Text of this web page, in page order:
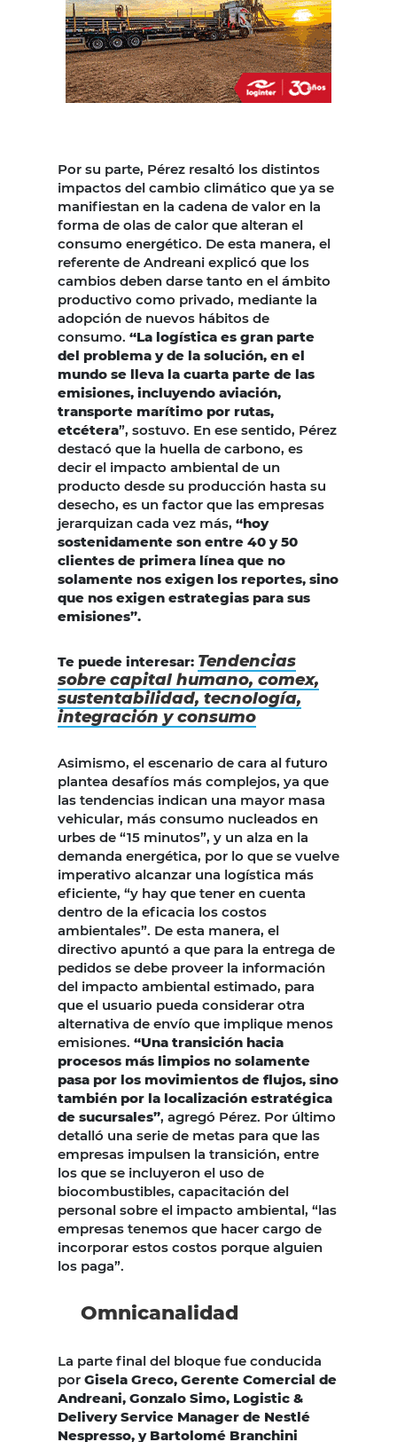
Por su parte, Pérez resaltó los distintos
impactos del cambio climático que ya se
manifiestan en la cadena de valor en la
forma de olas de calor que alteran el
consumo energético. De esta manera, el
referente de Andreani explicó que los
cambios deben darse tanto en el ámbito
productivo como privado, mediante la
adopción de nuevos hábitos de
consumo. “La logística es gran parte
del problema y de la solución, en el
mundo se lleva la cuarta parte de las
emisiones, incluyendo aviación,
transporte marítimo por rutas,
etcétera”, sostuvo. En ese sentido, Pérez
destacó que la huella de carbono, es
decir el impacto ambiental de un
producto desde su producción hasta su
desecho, es un factor que las empresas
jerarquizan cada vez más, “hoy
sostenidamente son entre 40 y 50
clientes de primera línea que no
solamente nos exigen los reportes, sino
que nos exigen estrategias para sus
emisiones”.
Te puede interesar: Tendencias
sobre capital humano, comex,
sustentabilidad, tecnología,
integración y consumo
Asimismo, el escenario de cara al futuro
plantea desafíos más complejos, ya que
las tendencias indican una mayor masa
vehicular, más consumo nucleados en
urbes de “15 minutos”, y un alza en la
demanda energética, por lo que se vuelve
imperativo alcanzar una logística más
eficiente, “y hay que tener en cuenta
dentro de la eficacia los costos
ambientales”. De esta manera, el
directivo apuntó a que para la entrega de
pedidos se debe proveer la información
del impacto ambiental estimado, para
que el usuario pueda considerar otra
alternativa de envío que implique menos
emisiones. “Una transición hacia
procesos más limpios no solamente
pasa por los movimientos de flujos, sino
también por la localización estratégica
de sucursales”, agregó Pérez. Por último
detalló una serie de metas para que las
empresas impulsen la transición, entre
los que se incluyeron el uso de
biocombustibles, capacitación del
personal sobre el impacto ambiental, “las
empresas tenemos que hacer cargo de
incorporar estos costos porque alguien
los paga”.
Omnicanalidad
La parte final del bloque fue conducida
por Gisela Greco, Gerente Comercial de
Andreani, Gonzalo Simo, Logistic &
Delivery Service Manager de Nestlé
Nespresso, y Bartolomé Branchini